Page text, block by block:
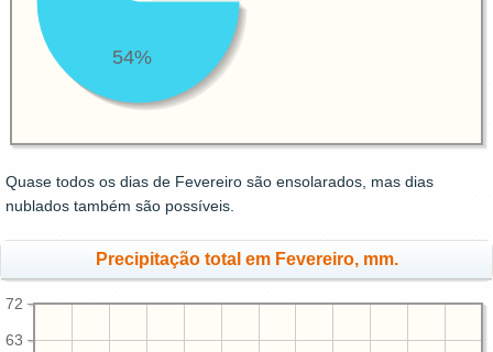
54%
Quase todos os dias de Fevereiro são ensolarados, mas dias
nublados também são possíveis.
Precipitação total em Fevereiro, mm.
63
72